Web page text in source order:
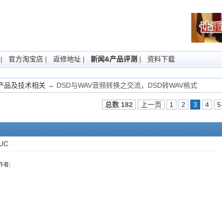
| 官方淘宝店 | 返修地址 | 新闻&产品评测 | 资料下载
品及技术相关 → DSD与WAV音频转换之交流，DSD转WAV格式
总数 182 上一页 1 2 3 4 5
者]